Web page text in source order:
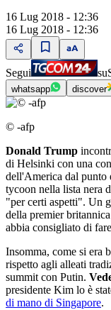
16 Lug 2018 - 12:36
16 Lug 2018 - 12:36
Segui su
whatsapp discover
© -afp
Donald Trump
di Helsinki con una
dell'America dal punto
tycoon nella lista nera
"per certi aspetti". Un
della premier
abbia consigliato di
Insomma, come si era
rispetto agli alleati
summit con Putin.
presidente Kim lo è
di mano di Singapore.